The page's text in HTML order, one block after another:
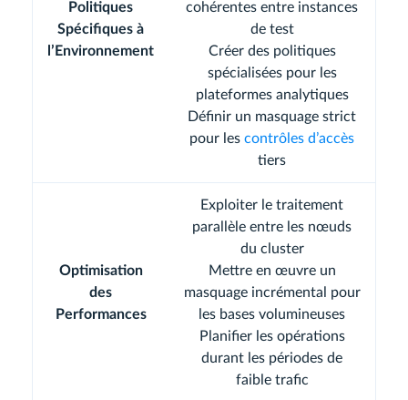
Politiques
Spécifiques à
l’Environnement
cohérentes entre instances
de test
Créer des politiques
spécialisées pour les
plateformes analytiques
Définir un masquage strict
pour les contrôles d’accès
tiers
Optimisation
des
Performances
Exploiter le traitement
parallèle entre les nœuds
du cluster
Mettre en œuvre un
masquage incrémental pour
les bases volumineuses
Planifier les opérations
durant les périodes de
faible trafic